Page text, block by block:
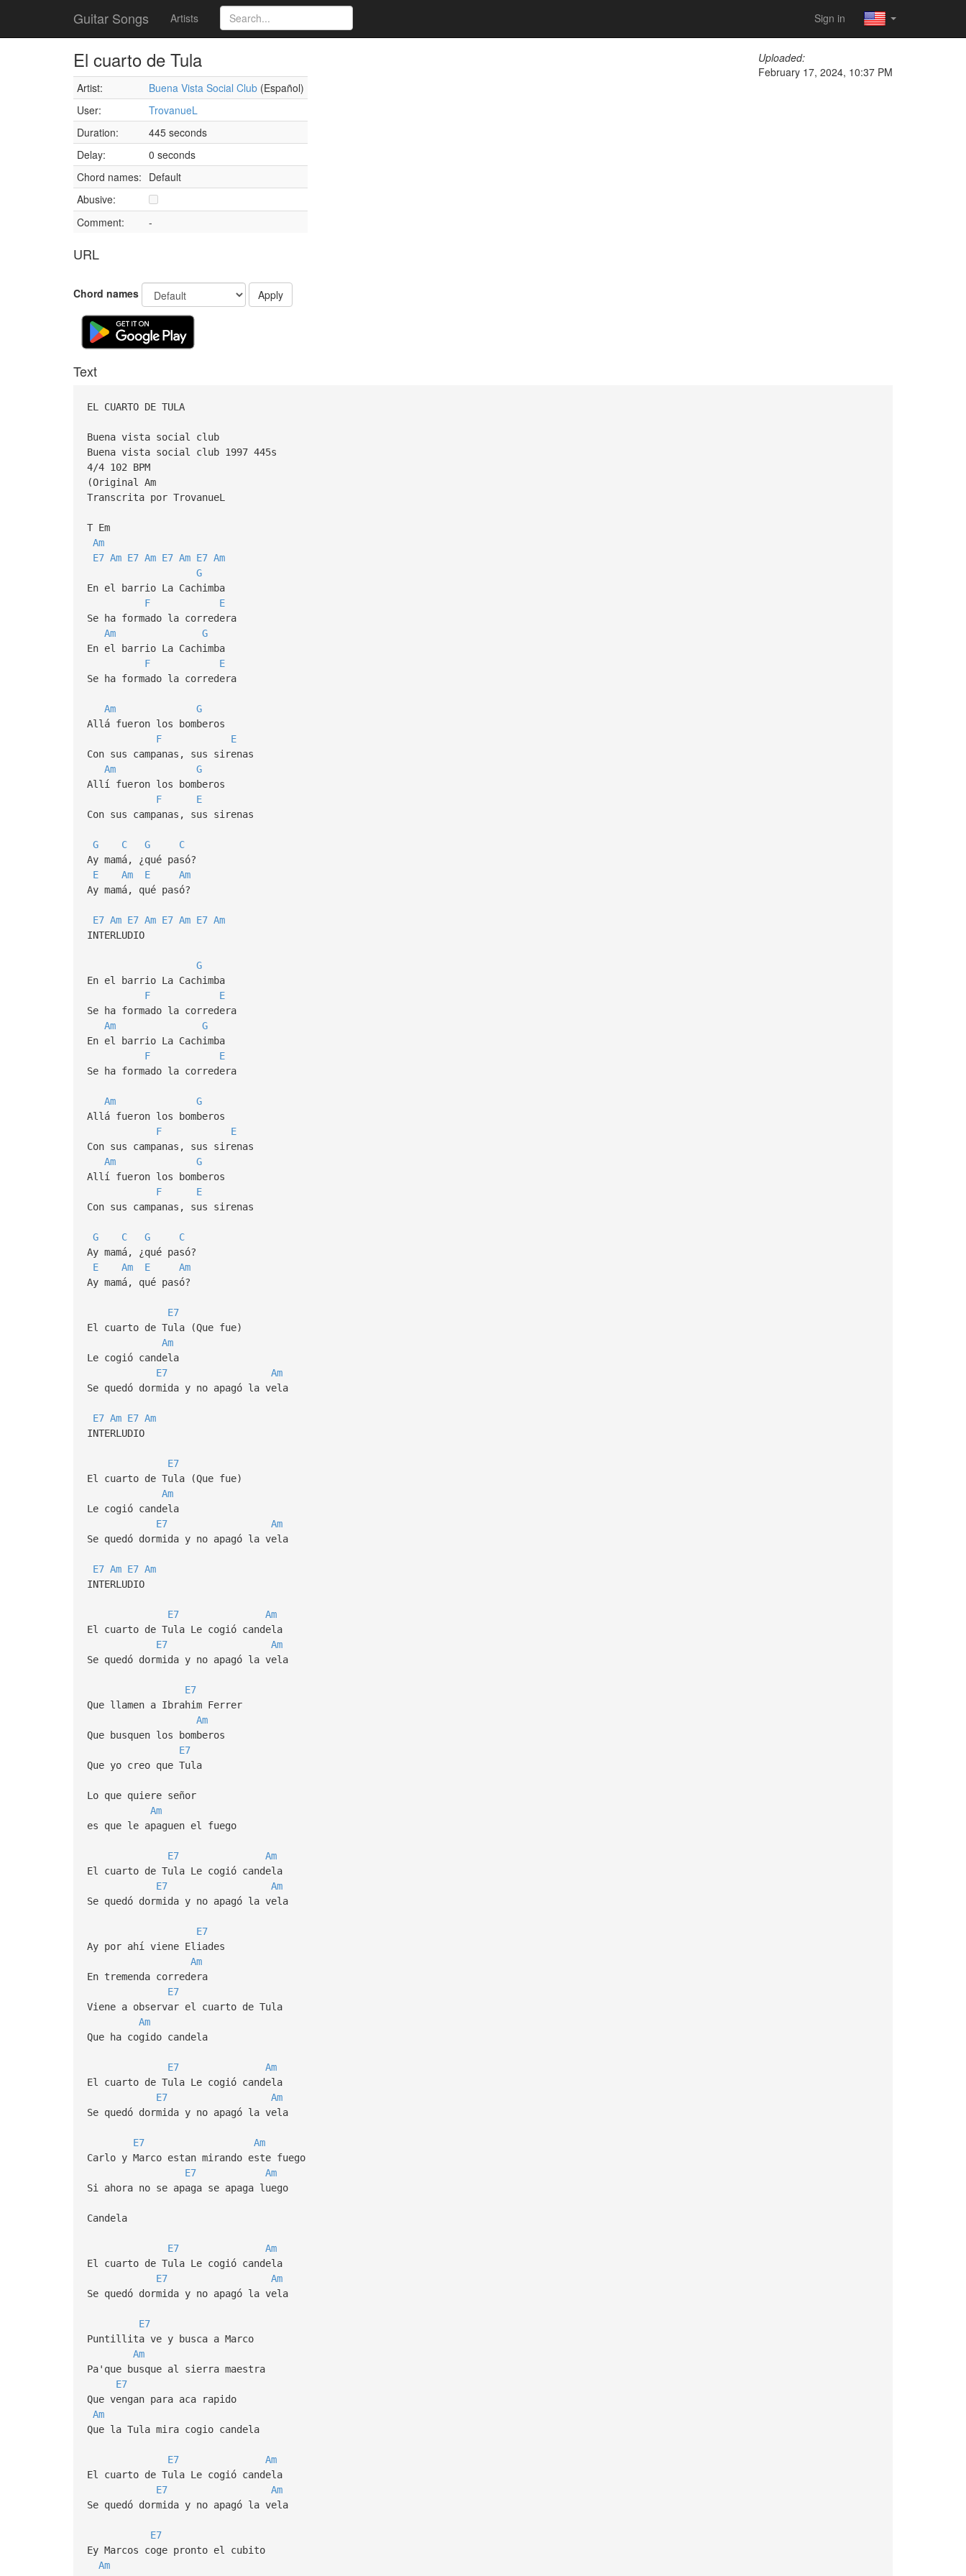
Guitar Songs Artists Sign in
El cuarto de Tula
Artist: Buena Vista Social Club (Español)
User:
TrovanueL
Duration:
445 seconds
Delay:
0 seconds
Chord names: Default
Abusive:
Comment:
-
URL
Uploaded:
February 17, 2024, 10:37 PM
Chord names Apply
Text
EL CUARTO DE TULA
Buena vista social club
Buena vista social club 1997 445s
4/4 102 BPM
(Original Am
Transcrita por TrovanueL
T Em
Am
E7 Am E7 Am E7 Am E7 Am
G
En el barrio La Cachimba
F
E
Se ha formado la corredera
Am
G
En el barrio La Cachimba
F
E
Se ha formado la corredera
Am
G
Allá fueron los bomberos
F
E
Con sus campanas, sus sirenas
Am
G
Allí fueron los bomberos
F
E
Con sus campanas, sus sirenas
G C G
C
Ay mamá, ¿qué pasó?
E
Am E
Am
Ay mamá, qué pasó?
E7 Am E7 Am E7 Am E7 Am
INTERLUDIO
G
En el barrio La Cachimba
F
E
Se ha formado la corredera
Am
G
En el barrio La Cachimba
F
E
Se ha formado la corredera
Am
G
Allá fueron los bomberos
F
E
Con sus campanas, sus sirenas
Am
G
Allí fueron los bomberos
F
E
Con sus campanas, sus sirenas
G C G
C
Ay mamá, ¿qué pasó?
E
Am E
Am
Ay mamá, qué pasó?
E7
El cuarto de Tula (Que fue)
Am
Le cogió candela
E7
Am
Se quedó dormida y no apagó la vela
E7 Am E7 Am
INTERLUDIO
E7
El cuarto de Tula (Que fue)
Am
Le cogió candela
E7
Am
Se quedó dormida y no apagó la vela
E7 Am E7 Am
INTERLUDIO
E7
Am
El cuarto de Tula Le cogió candela
E7
Am
Se quedó dormida y no apagó la vela
E7
Que llamen a Ibrahim Ferrer
Am
Que busquen los bomberos
E7
Que yo creo que Tula
Lo que quiere señor
Am
es que le apaguen el fuego
E7
Am
El cuarto de Tula Le cogió candela
E7
Am
Se quedó dormida y no apagó la vela
E7
Ay por ahí viene Eliades
Am
En tremenda corredera
E7
Viene a observar el cuarto de Tula
Am
Que ha cogido candela
E7
Am
El cuarto de Tula Le cogió candela
E7
Am
Se quedó dormida y no apagó la vela
E7
Am
Carlo y Marco estan mirando este fuego
E7
Am
Si ahora no se apaga se apaga luego
Candela
E7
Am
El cuarto de Tula Le cogió candela
E7
Am
Se quedó dormida y no apagó la vela
E7
Puntillita ve y busca a Marco
Am
Pa'que busque al sierra maestra
E7
Que vengan para aca rapido
Am
Que la Tula mira cogio candela
E7
Am
El cuarto de Tula Le cogió candela
E7
Am
Se quedó dormida y no apagó la vela
E7
Ey Marcos coge pronto el cubito
Am